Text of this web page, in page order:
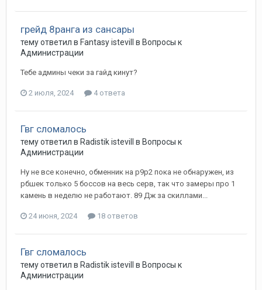
грейд 8ранга из сансары
тему ответил в Fantasyistevill в Вопросы к
Администрации
Тебе админы чеки за гайд кинут?
2 июля, 2024 4 ответа
Гвг сломалось
тему ответил в Radistikistevill в Вопросы к
Администрации
Ну не все конечно, обменник на р9р2 пока не обнаружен, из
рбшек только 5 боссов на весь серв, так что замеры про 1
камень в неделю не работают. 89 Дж за скиллами...
24 июня, 2024 18 ответов
Гвг сломалось
тему ответил в Radistikistevill в Вопросы к
Администрации